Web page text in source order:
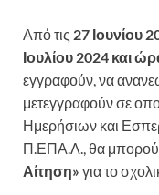
Από τις 27 Ιουνίου
Ιουλίου 2024 και
εγγραφούν, να
μετεγγραφούν σε
Ημερήσιων και
Π.ΕΠΑ.Λ., θα
Αίτηση» για το